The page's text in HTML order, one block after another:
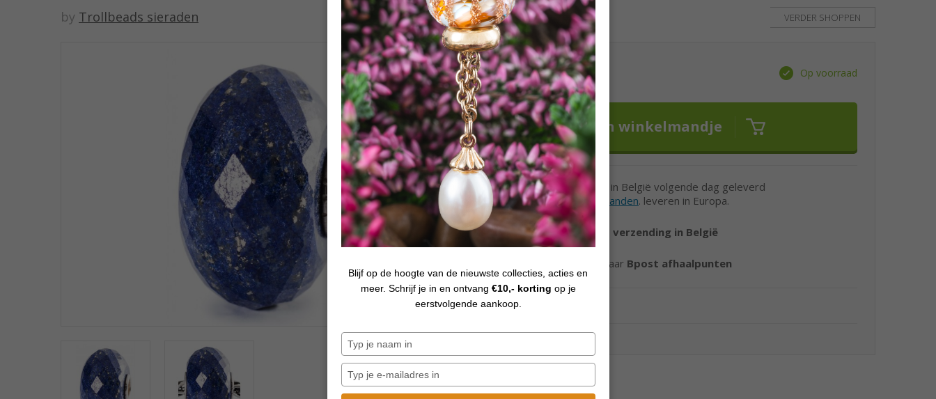
Blijf op de hoogte van de nieuwste collecties, acties en
meer. Schrijf je in en ontvang €10,- korting op je
eerstvolgende aankoop.
je
in
je
by Trollbeads sieraden VERDER SHOPPEN
€69,00 Op voorraad
Voor 12h besteld in België volgende dag geleverd
Levertijd andere landen. leveren in Europa.
Vanaf €70, gratis verzending in België
Ook verzending naar Bpost afhaalpunten